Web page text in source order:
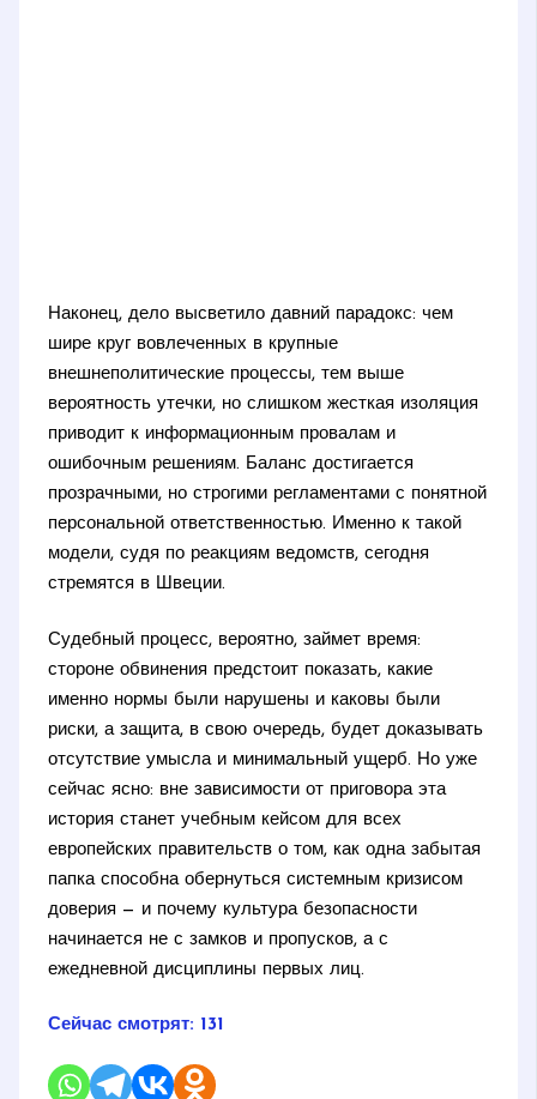
Наконец, дело высветило давний парадокс: чем
шире круг вовлеченных в крупные
внешнеполитические процессы, тем выше
вероятность утечки, но слишком жесткая изоляция
приводит к информационным провалам и
ошибочным решениям. Баланс достигается
прозрачными, но строгими регламентами с понятной
персональной ответственностью. Именно к такой
модели, судя по реакциям ведомств, сегодня
стремятся в Швеции.
Судебный процесс, вероятно, займет время:
стороне обвинения предстоит показать, какие
именно нормы были нарушены и каковы были
риски, а защита, в свою очередь, будет доказывать
отсутствие умысла и минимальный ущерб. Но уже
сейчас ясно: вне зависимости от приговора эта
история станет учебным кейсом для всех
европейских правительств о том, как одна забытая
папка способна обернуться системным кризисом
доверия — и почему культура безопасности
начинается не с замков и пропусков, а с
ежедневной дисциплины первых лиц.
Сейчас смотрят: 131